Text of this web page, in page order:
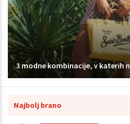
3 modne kombinacije, v katerih
Najbolj brano